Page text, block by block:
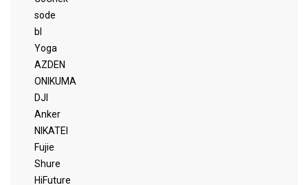
sode
bl
Yoga
AZDEN
ONIKUMA
DJI
Anker
NIKATEI
Fujie
Shure
HiFuture